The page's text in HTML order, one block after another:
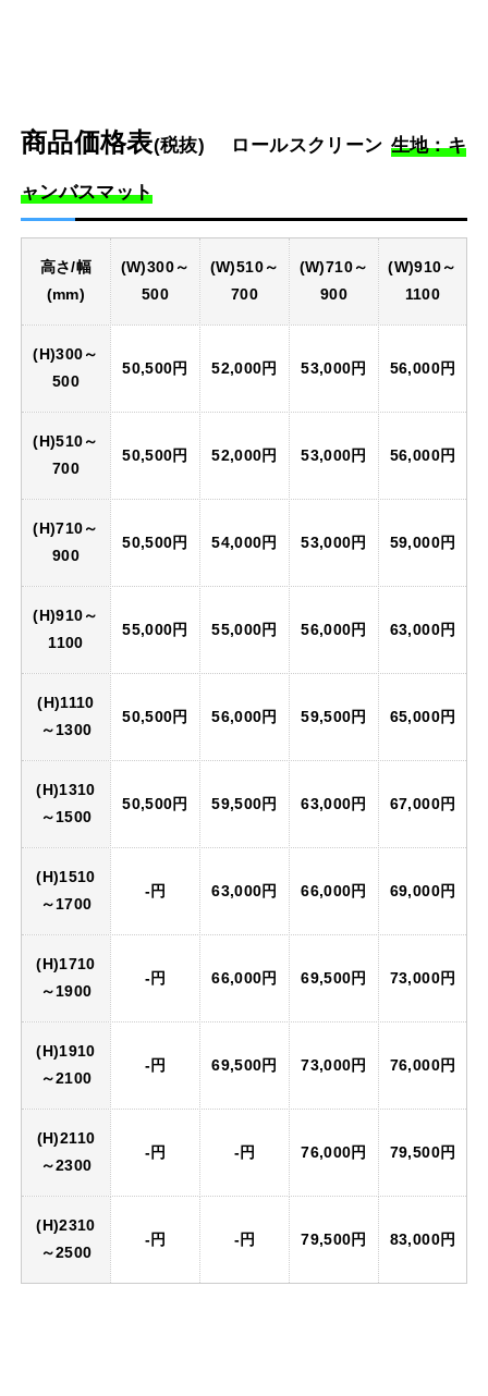
商品価格表(税抜) ロールスクリーン 生地：キ
ャンバスマット
高さ/幅
(mm)
(W)300～
500
(W)510～
700
(W)710～
900
(W)910～
1100
(H)300～
500
50,500円 52,000円 53,000円 56,000円
(H)510～
700
50,500円 52,000円 53,000円 56,000円
(H)710～
900
50,500円 54,000円 53,000円 59,000円
(H)910～
1100
55,000円 55,000円 56,000円 63,000円
(H)1110
～1300
50,500円 56,000円 59,500円 65,000円
(H)1310
～1500
50,500円 59,500円 63,000円 67,000円
(H)1510
～1700
-円 63,000円 66,000円 69,000円
(H)1710
～1900
-円 66,000円 69,500円 73,000円
(H)1910
～2100
-円 69,500円 73,000円 76,000円
(H)2110
～2300
-円 -円 76,000円 79,500円
(H)2310
～2500
-円 -円 79,500円 83,000円